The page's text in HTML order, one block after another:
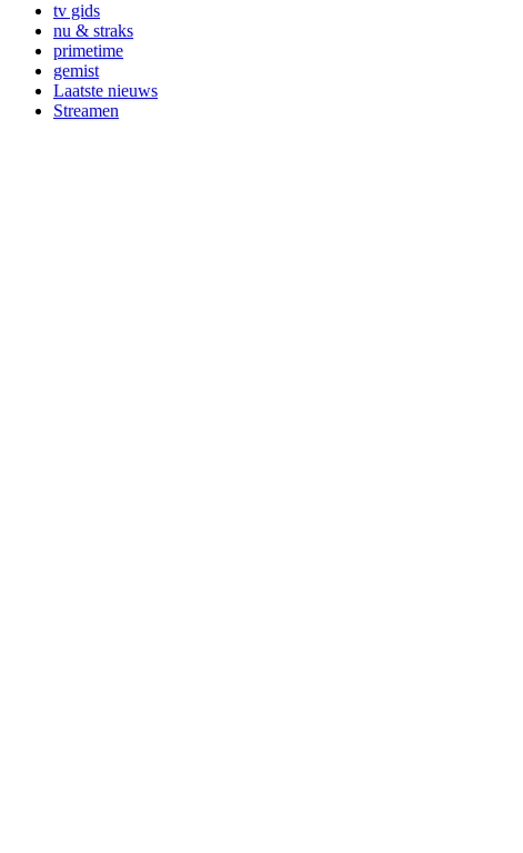
tv gids
nu & straks
primetime
gemist
Laatste nieuws
Streamen